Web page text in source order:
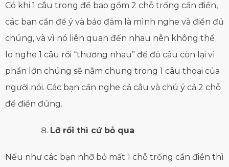
Có khi 1 câu trong đề bao gồm 2 chỗ trống cần điền,
các bạn cần để ý và bảo đảm là mình nghe và điền đủ
chúng, và vì nó liên quan đến nhau nên không thể
lo nghe 1 câu rồi “thương nhau” để đó câu còn lại vì
phần lớn chúng sẽ nằm chung trong 1 câu thoại của
người nói. Các bạn cần nghe cả câu và chú ý cả 2 chỗ
để điền đúng.
Lỡ rồi thì cứ bỏ qua
Nếu như các bạn nhỡ bỏ mất 1 chỗ trống cần điền thì